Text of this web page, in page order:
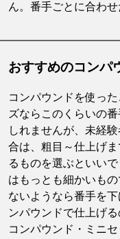
ん。番手ごとに合わ
おすすめのコンパ
コンパウンドを使っ
ズならこのくらいの
しれませんが、未経
合は、粗目～仕上げ
るものを選ぶといい
はもっとも細かいも
ないようなら番手を
ンパウンドで仕上げ
コンパウンド・ミニ